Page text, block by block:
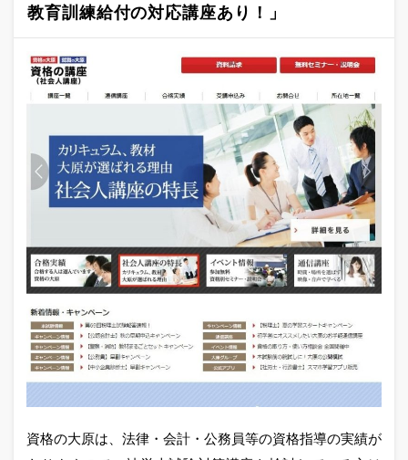
教育訓練給付の対応講座あり！」
資格の大原は、法律・会計・公務員等の資格指導の実績が